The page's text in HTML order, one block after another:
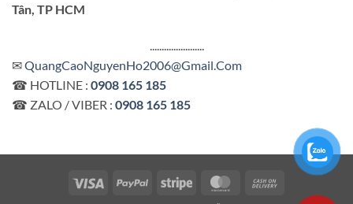
Tân, TP HCM
.......................
✉QuangCaoNguyenHo2006@Gmail.Com
☎ HOTLINE : 0908 165 185
☎ ZALO / VIBER : 0908 165 185
Visa PayPal Stripe MasterCard